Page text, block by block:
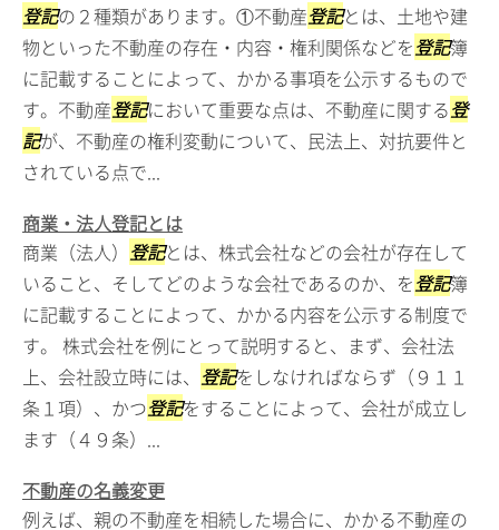
登記の２種類があります。①不動産登記とは、土地や建
物といった不動産の存在・内容・権利関係などを登記簿
に記載することによって、かかる事項を公示するもので
す。不動産登記において重要な点は、不動産に関する登
記が、不動産の権利変動について、民法上、対抗要件と
されている点で...
商業・法人登記とは
商業（法人） 登記とは、株式会社などの会社が存在して
いること、そしてどのような会社であるのか、を登記簿
に記載することによって、かかる内容を公示する制度で
す。 株式会社を例にとって説明すると、まず、会社法
上、会社設立時には、 登記をしなければならず（９１１
条１項）、かつ登記をすることによって、会社が成立し
ます（４９条）...
不動産の名義変更
例えば、親の不動産を相続した場合に、かかる不動産の